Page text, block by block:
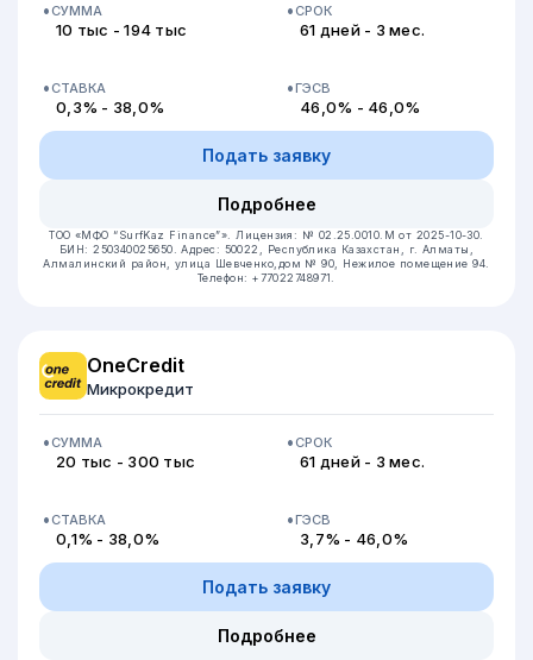
СУММА
10 тыс - 194 тыс
СРОК
61 дней - 3 мес.
СТАВКА
0,3% - 38,0%
ГЭСВ
46,0% - 46,0%
Подать заявку
Подробнее
ТОО «МФО “SurfKaz Finance”». Лицензия: № 02.25.0010.М от 2025-10-30.
БИН: 250340025650.Адрес: 50022, Республика Казахстан, г. Алматы,
Алмалинский район, улица Шевченко,дом № 90, Нежилое помещение 94.
Телефон: +77022748971.
OneCredit
Микрокредит
СУММА
20 тыс - 300 тыс
СРОК
61 дней - 3 мес.
СТАВКА
0,1% - 38,0%
ГЭСВ
3,7% - 46,0%
Подать заявку
Подробнее